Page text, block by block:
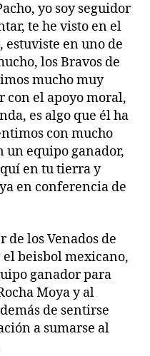
yo soy seguidor
te he visto en el
estuviste en uno de
los Bravos de
mucho muy
con el apoyo moral,
es algo que él ha
con mucho
un equipo ganador,
en tu tierra y
en conferencia de
de los Venados de
beisbol mexicano,
ganador para
Moya y al
de sentirse
a sumarse al